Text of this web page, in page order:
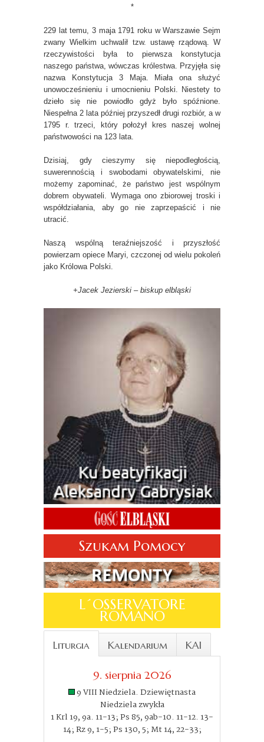
*
229 lat temu, 3 maja 1791 roku w Warszawie Sejm
zwany Wielkim uchwalił tzw. ustawę rządową. W
rzeczywistości była to pierwsza konstytucja
naszego państwa, wówczas królestwa. Przyjęła się
nazwa Konstytucja 3 Maja. Miała ona służyć
unowocześnieniu i umocnieniu Polski. Niestety to
dzieło się nie powiodło gdyż było spóźnione.
Niespełna 2 lata później przyszedł drugi rozbiór, a w
1795 r. trzeci, który położył kres naszej wolnej
państwowości na 123 lata.
Dzisiaj, gdy cieszymy się niepodległością,
suwerennością i swobodami obywatelskimi, nie
możemy zapominać, że państwo jest wspólnym
dobrem obywateli. Wymaga ono zbiorowej troski i
współdziałania, aby go nie zaprzepaścić i nie
utracić.
Naszą wspólną teraźniejszość i przyszłość
powierzam opiece Maryi, czczonej od wielu pokoleń
jako Królowa Polski.
+Jacek Jezierski – biskup elbląski
Szukam Pomocy
L´OSSERVATORE
ROMANO
Liturgia Kalendarium KAI
9. sierpnia 2026
9 VIII Niedziela. Dziewiętnasta
Niedziela zwykła
1 Krl 19, 9a. 11-13; Ps 85, 9ab-10. 11-12. 13-
14; Rz 9, 1-5; Ps 130, 5; Mt 14, 22-33;